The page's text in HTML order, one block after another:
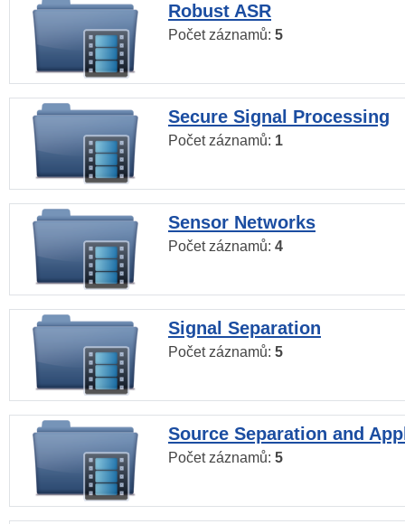
Robust ASR
Počet záznamů: 5
Secure Signal Processing
Počet záznamů: 1
Sensor Networks
Počet záznamů: 4
Signal Separation
Počet záznamů: 5
Source Separation and
Počet záznamů: 5